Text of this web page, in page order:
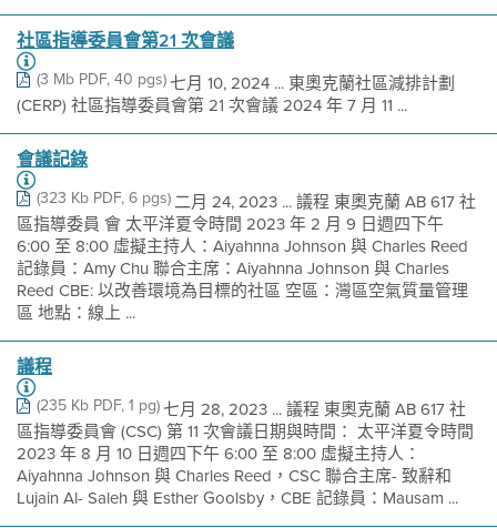
社區指導委員會第21 次會議
(3 Mb PDF, 40 pgs)七月 10, 2024 ... 東奧克蘭社區減排計劃
(CERP) 社區指導委員會第 21 次會議 2024 年 7 月 11 ...
會議記錄
(323 Kb PDF, 6 pgs)二月 24, 2023 ... 議程 東奧克蘭 AB 617 社
區指導委員 會 太平洋夏令時間 2023 年 2 月 9 日週四下午
6:00 至 8:00 虛擬主持人：Aiyahnna Johnson 與 Charles Reed
記錄員：Amy Chu 聯合主席：Aiyahnna Johnson 與 Charles
Reed CBE: 以改善環境為目標的社區 空區：灣區空氣質量管理
區 地點：線上 ...
議程
(235 Kb PDF, 1 pg)七月 28, 2023 ... 議程 東奧克蘭 AB 617 社
區指導委員會 (CSC) 第 11 次會議日期與時間： 太平洋夏令時間
2023 年 8 月 10 日週四下午 6:00 至 8:00 虛擬主持人：
Aiyahnna Johnson 與 Charles Reed，CSC 聯合主席- 致辭和
Lujain Al- Saleh 與 Esther Goolsby，CBE 記錄員：Mausam ...